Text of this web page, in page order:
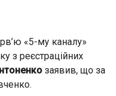
«5-му каналу»
з реєстраційних
заявив, що за